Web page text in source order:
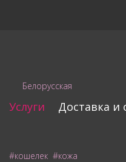
Услуги Доставка и
Белорусская
#кошелек #кожа